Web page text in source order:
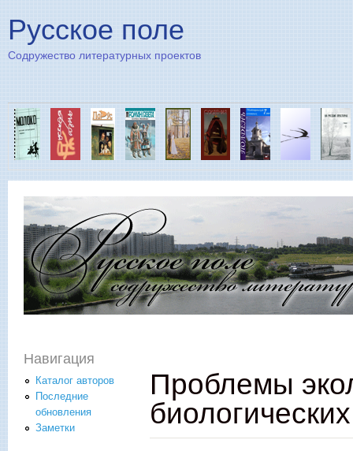
Русское поле
Содружество литературных проектов
Проблемы
Навигация
Каталог авторов
Последние
обновления
Заметки